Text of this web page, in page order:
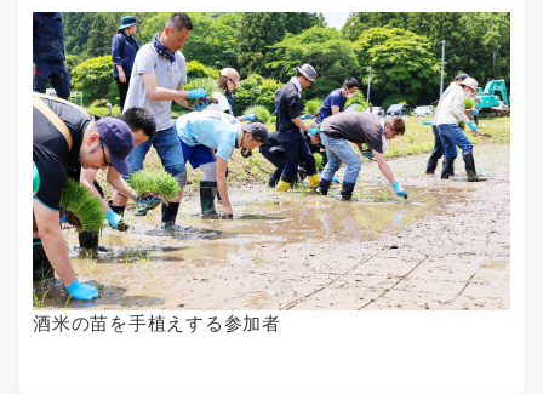
酒米の苗を手植えする参加者